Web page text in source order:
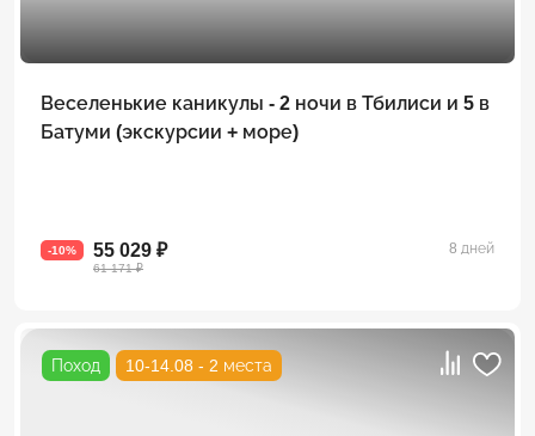
Веселенькие каникулы - 2 ночи в Тбилиси и 5 в
Батуми (экскурсии + море)
-10% 55 029 ₽
61 171 ₽
8 дней
Поход 10-14.08 - 2 места